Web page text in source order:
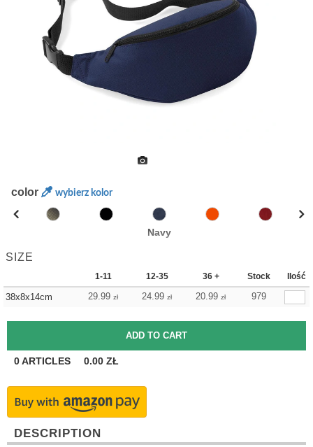
Previous
color wybierz kolor
Navy
SIZE
1-11 12-35 36 + Stock Ilość
38x8x14cm 29.99 zł 24.99 zł 20.99 zł 979
0ARTICLES 0.00 ZŁ
DESCRIPTION